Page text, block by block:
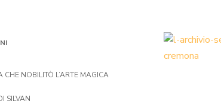
CHE NOBILITÒ L’ARTE MAGICA
SILVAN